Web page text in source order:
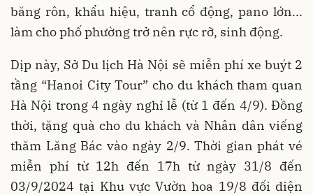
băng rôn, khẩu hiệu, tranh cổ động, pano lớn...
làm cho phố phường trở nên rực rỡ, sinh động.
Dịp này, Sở Du lịch Hà Nội sẽ miễn phí xe buýt 2
tầng “Hanoi City Tour” cho du khách tham quan
Hà Nội trong 4 ngày nghỉ lễ (từ 1 đến 4/9). Đồng
thời, tặng quà cho du khách và Nhân dân viếng
thăm Lăng Bác vào ngày 2/9. Thời gian phát vé
miễn phí từ 12h đến 17h từ ngày 31/8 đến
03/9/2024 tại Khu vực Vườn hoa 19/8 đối diện